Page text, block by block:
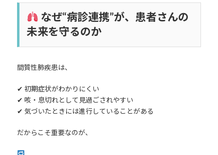
なぜ“病診連携”が、患者さんの
未来を守るのか
間質性肺疾患は、
✔ 初期症状がわかりにくい
✔ 咳・息切れとして見過ごされやすい
✔ 気づいたときには進行していることがある
だからこそ重要なのが、